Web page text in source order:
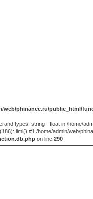
web/phinance.ru/public_html/
types: string - float in /home/
limi() #1 /home/admin/web/
on line 290